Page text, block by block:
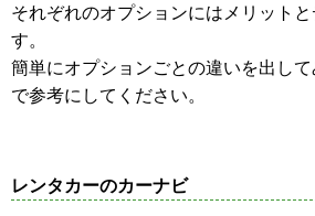
それぞれのオプションにはメリット
す。
簡単にオプションごとの違いを出し
で参考にしてください。
レンタカーのカーナビ